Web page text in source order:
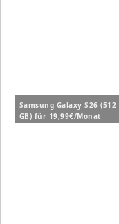
Samsung Galaxy S26
GB) für 19,99€/Monat